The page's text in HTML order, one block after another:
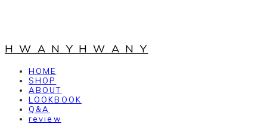
H W A N Y H W A N Y
HOME
SHOP
ABOUT
LOOKBOOK
Q&A
review